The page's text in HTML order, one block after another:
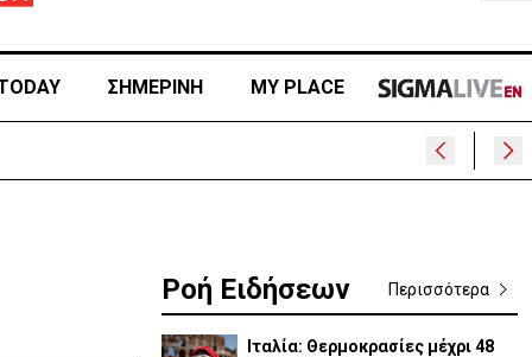
ΣΗΜΕΡΙΝΗ MY PLACE
Ροή Ειδήσεων Περισσότερα
Ιταλία: Θερμοκρασίες μέχρι 48